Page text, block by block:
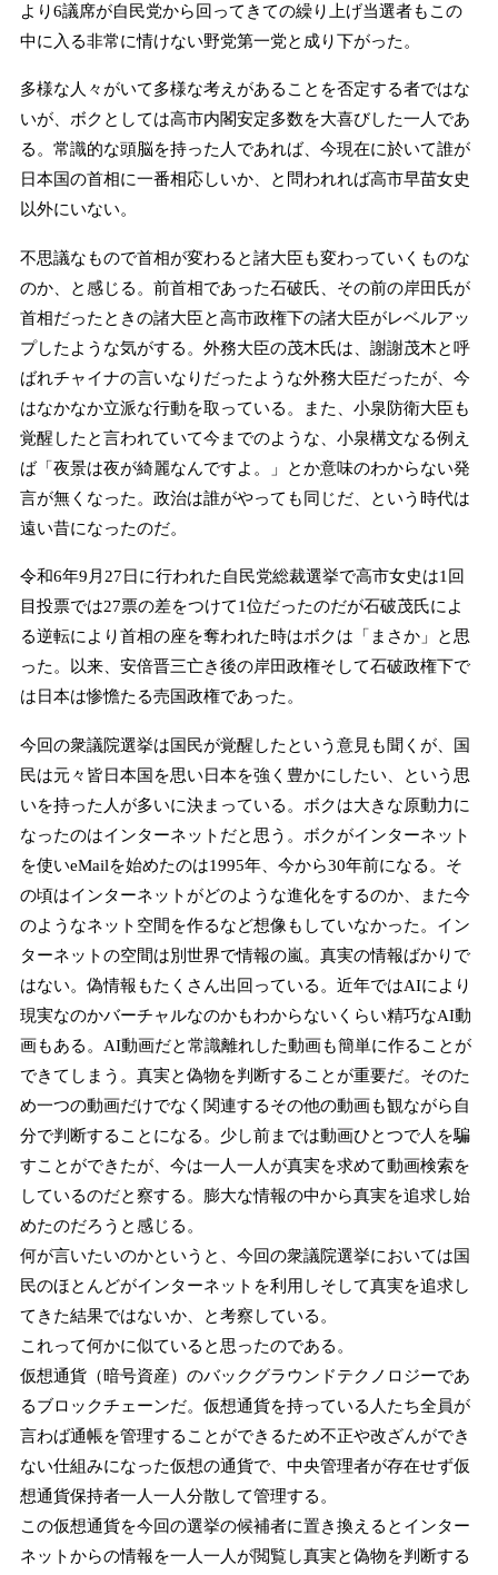
より6議席が自民党から回ってきての繰り上げ当選者もこの
中に入る非常に情けない野党第一党と成り下がった。
多様な人々がいて多様な考えがあることを否定する者ではな
いが、ボクとしては高市内閣安定多数を大喜びした一人であ
る。常識的な頭脳を持った人であれば、今現在に於いて誰が
日本国の首相に一番相応しいか、と問われれば高市早苗女史
以外にいない。
不思議なもので首相が変わると諸大臣も変わっていくものな
のか、と感じる。前首相であった石破氏、その前の岸田氏が
首相だったときの諸大臣と高市政権下の諸大臣がレベルアッ
プしたような気がする。外務大臣の茂木氏は、謝謝茂木と呼
ばれチャイナの言いなりだったような外務大臣だったが、今
はなかなか立派な行動を取っている。また、小泉防衛大臣も
覚醒したと言われていて今までのような、小泉構文なる例え
ば「夜景は夜が綺麗なんですよ。」とか意味のわからない発
言が無くなった。政治は誰がやっても同じだ、という時代は
遠い昔になったのだ。
令和6年9月27日に行われた自民党総裁選挙で高市女史は1回
目投票では27票の差をつけて1位だったのだが石破茂氏によ
る逆転により首相の座を奪われた時はボクは「まさか」と思
った。以来、安倍晋三亡き後の岸田政権そして石破政権下で
は日本は惨憺たる売国政権であった。
今回の衆議院選挙は国民が覚醒したという意見も聞くが、国
民は元々皆日本国を思い日本を強く豊かにしたい、という思
いを持った人が多いに決まっている。ボクは大きな原動力に
なったのはインターネットだと思う。ボクがインターネット
を使いeMailを始めたのは1995年、今から30年前になる。そ
の頃はインターネットがどのような進化をするのか、また今
のようなネット空間を作るなど想像もしていなかった。イン
ターネットの空間は別世界で情報の嵐。真実の情報ばかりで
はない。偽情報もたくさん出回っている。近年ではAIにより
現実なのかバーチャルなのかもわからないくらい精巧なAI動
画もある。AI動画だと常識離れした動画も簡単に作ることが
できてしまう。真実と偽物を判断することが重要だ。そのた
め一つの動画だけでなく関連するその他の動画も観ながら自
分で判断することになる。少し前までは動画ひとつで人を騙
すことができたが、今は一人一人が真実を求めて動画検索を
しているのだと察する。膨大な情報の中から真実を追求し始
めたのだろうと感じる。
何が言いたいのかというと、今回の衆議院選挙においては国
民のほとんどがインターネットを利用しそして真実を追求し
てきた結果ではないか、と考察している。
これって何かに似ていると思ったのである。
仮想通貨（暗号資産）のバックグラウンドテクノロジーであ
るブロックチェーンだ。仮想通貨を持っている人たち全員が
言わば通帳を管理することができるため不正や改ざんができ
ない仕組みになった仮想の通貨で、中央管理者が存在せず仮
想通貨保持者一人一人分散して管理する。
この仮想通貨を今回の選挙の候補者に置き換えるとインター
ネットからの情報を一人一人が閲覧し真実と偽物を判断する